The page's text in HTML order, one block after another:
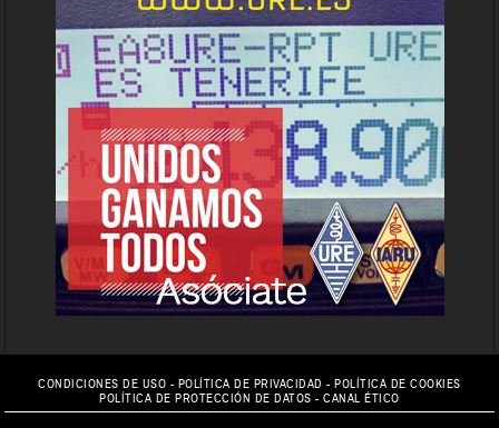
CONDICIONES DE USO - POLÍTICA DE PRIVACIDAD - POLÍTICA DE COOKIES
POLÍTICA DE PROTECCIÓN DE DATOS -CANAL ÉTICO